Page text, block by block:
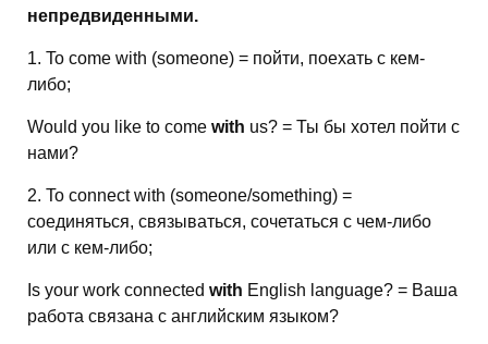
непредвиденными.
1. To come with (someone) = пойти, поехать с кем-
либо;
Would you like to come with us? = Ты бы хотел пойти с
нами?
2. To connect with (someone/something) =
соединяться, связываться, сочетаться с чем-либо
или с кем-либо;
Is your work connected with English language? = Ваша
работа связана с английским языком?